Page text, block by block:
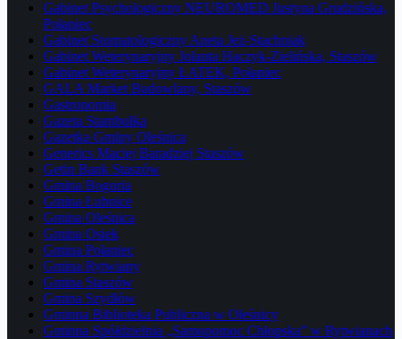
Gabinet Psychologiczny NEUROMED Justyna Grudzińska,
Połaniec
Gabinet Stomatologiczny Aneta Jeż-Stachniak
Gabinet Weterynaryjny Jolanta Haczyk-Zielińska, Staszów
Gabinet Weterynaryjny ŁATEK, Połaniec
GALA Market Budowlany, Staszów
Gastronomia
Gazeta Stambułka
Gazetka Gminy Oleśnica
Generics Maciej Baradziej Staszów
Getin Bank Staszów
Gmina Bogoria
Gmina Łubnice
Gmina Oleśnica
Gmina Osiek
Gmina Połaniec
Gmina Rytwiany
Gmina Staszów
Gmina Szydłów
Gminna Biblioteka Publiczna w Oleśnicy
Gminna Spółdzielnia „Samopomoc Chłopska” w Rytwianach